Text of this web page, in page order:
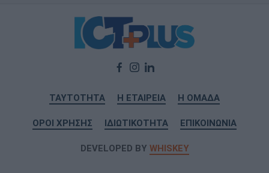
ΤΑΥΤΟΤΗΤΑ Η ΕΤΑΙΡΕΙΑ Η ΟΜΑΔΑ
ΟΡΟΙ ΧΡΗΣΗΣ ΙΔΙΩΤΙΚΟΤΗΤΑ ΕΠΙΚΟΙΝΩΝΙΑ
DEVELOPED BY WHISKEY